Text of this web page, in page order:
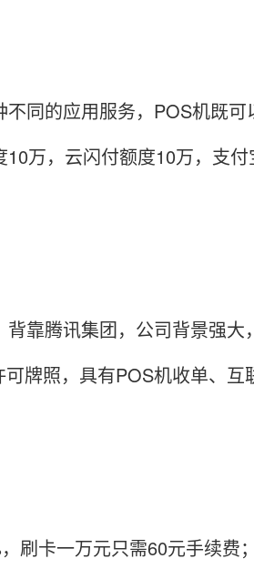
同的应用服务，POS机既
万，云闪付额度10万，支
靠腾讯集团，公司背景强
牌照，具有POS机收单、互
刷卡一万元只需60元手续费；